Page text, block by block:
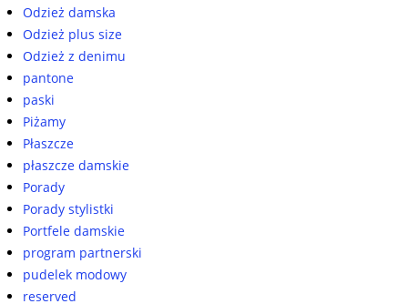
Odzież damska
Odzież plus size
Odzież z denimu
pantone
paski
Piżamy
Płaszcze
płaszcze damskie
Porady
Porady stylistki
Portfele damskie
program partnerski
pudelek modowy
reserved